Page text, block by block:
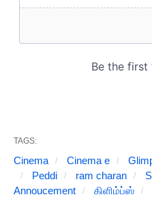
TAGS:
Cinema Cinema e
Peddi
ram charan
Annoucement
கிளிம்ப்ஸ்